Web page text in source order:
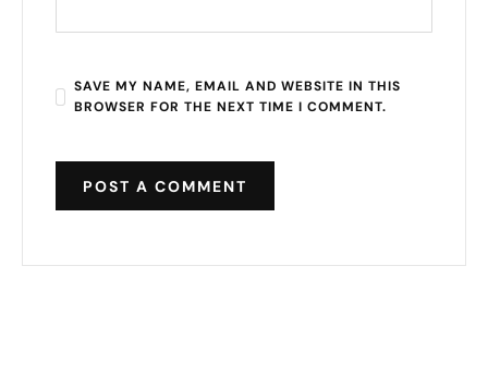
SAVE MY NAME, EMAIL AND WEBSITE IN THIS
BROWSER FOR THE NEXT TIME I COMMENT.